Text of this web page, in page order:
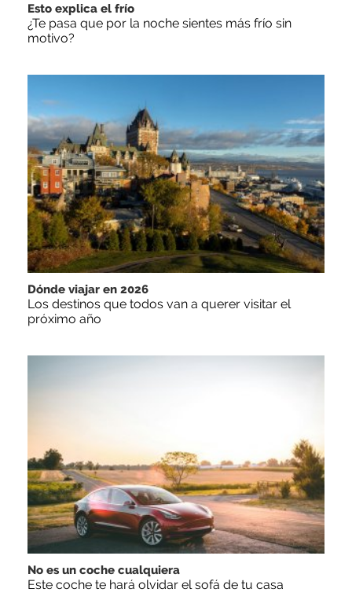
Esto explica el frío
¿Te pasa que por la noche sientes más frío sin
motivo?
Dónde viajar en 2026
Los destinos que todos van a querer visitar el
próximo año
No es un coche cualquiera
Este coche te hará olvidar el sofá de tu casa